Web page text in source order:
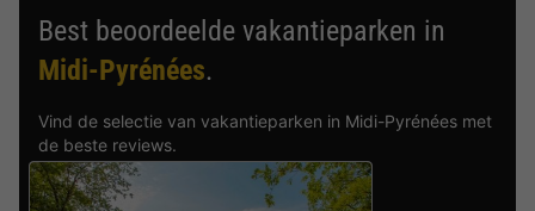
Best beoordeelde vakantieparken in
Midi-Pyrénées.
Vind de selectie van vakantieparken in Midi-Pyrénées met
de beste reviews.